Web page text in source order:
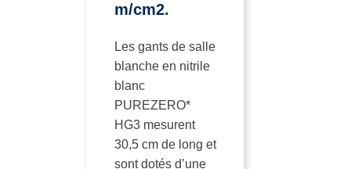
m/cm2.
Les gants de salle
blanche en nitrile
blanc
PUREZERO*
HG3 mesurent
30,5 cm de long et
sont dotés d’une